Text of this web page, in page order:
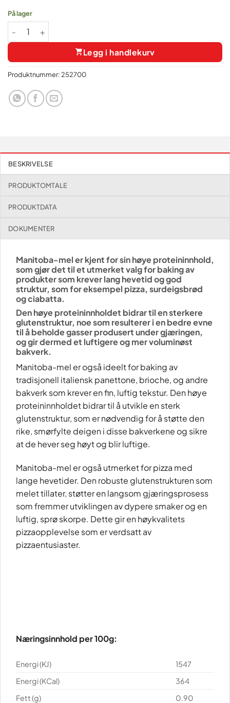
På lager
Dallagiovanna Manitoba 5 kg Tipo-0 antall
Legg i handlekurv
Produktnummer:252700
BESKRIVELSE
PRODUKTOMTALE
PRODUKTDATA
DOKUMENTER
Manitoba-mel er kjent for sin høye proteininnhold,
som gjør det til et utmerket valg for baking av
produkter som krever lang hevetid og god
struktur, som for eksempel pizza, surdeigsbrød
og ciabatta.
Den høye proteininnholdet bidrar til en sterkere
glutenstruktur, noe som resulterer i en bedre evne
til å beholde gasser produsert under gjæringen,
og gir dermed et luftigere og mer voluminøst
bakverk.
Manitoba-mel er også ideelt for baking av
tradisjonell italiensk panettone, brioche, og andre
bakverk som krever en fin, luftig tekstur. Den høye
proteininnholdet bidrar til å utvikle en sterk
glutenstruktur, som er nødvendig for å støtte den
rike, smørfylte deigen i disse bakverkene og sikre
at de hever seg høyt og blir luftige.
Manitoba-mel er også utmerket for pizza med
lange hevetider. Den robuste glutenstrukturen som
melet tillater, støtter en langsom gjæringsprosess
som fremmer utviklingen av dypere smaker og en
luftig, sprø skorpe. Dette gir en høykvalitets
pizzaopplevelse som er verdsatt av
pizzaentusiaster.
Næringsinnhold per 100g:
Energi (KJ)
1547
Energi (KCal)
364
Fett (g)
0.90